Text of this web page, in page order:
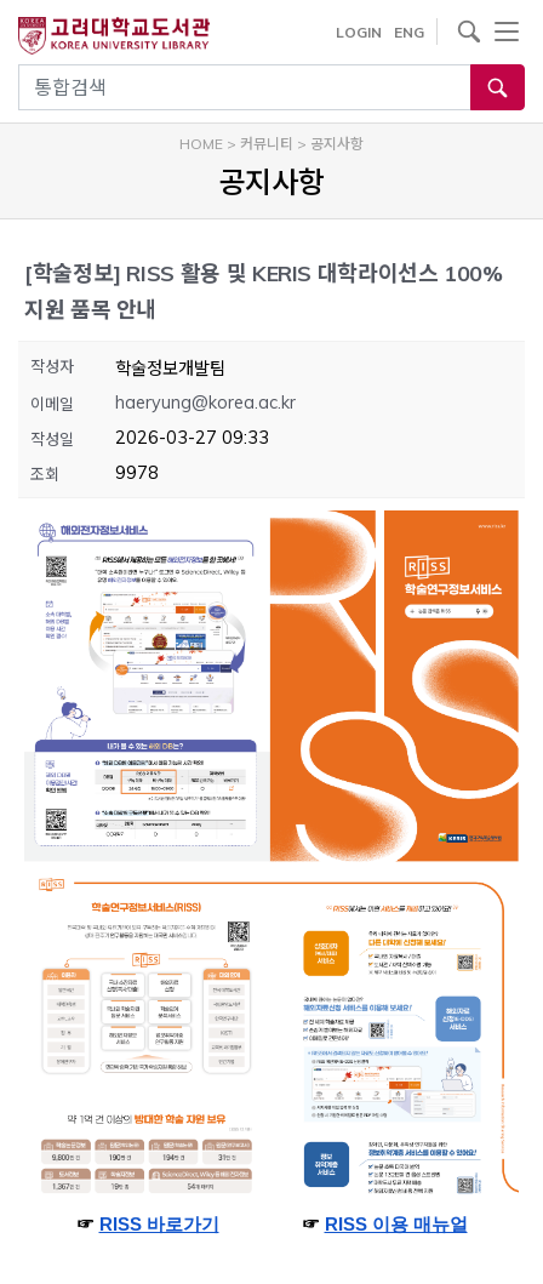
건
기
통합검색
LOGIN ENG
사이트내 검색
HOME > 커뮤니티 > 공지사항
공지사항
[학술정보] RISS 활용 및 KERIS 대학라이선스 100%
지원 품목 안내
작성자 학술정보개발팀
이메일 haeryung@korea.ac.kr
작성일 2026-03-27 09:33
조회 9978
☞ RISS 바로가기 ☞ RISS 이용 매뉴얼